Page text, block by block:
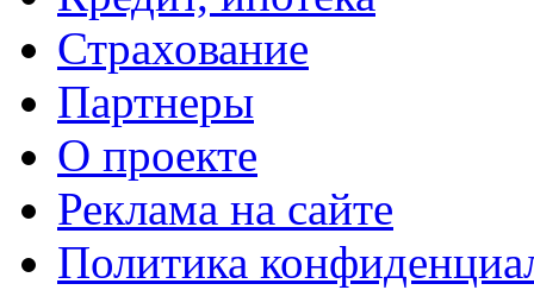
Страхование
Партнеры
O проекте
Реклама на сайте
Политика